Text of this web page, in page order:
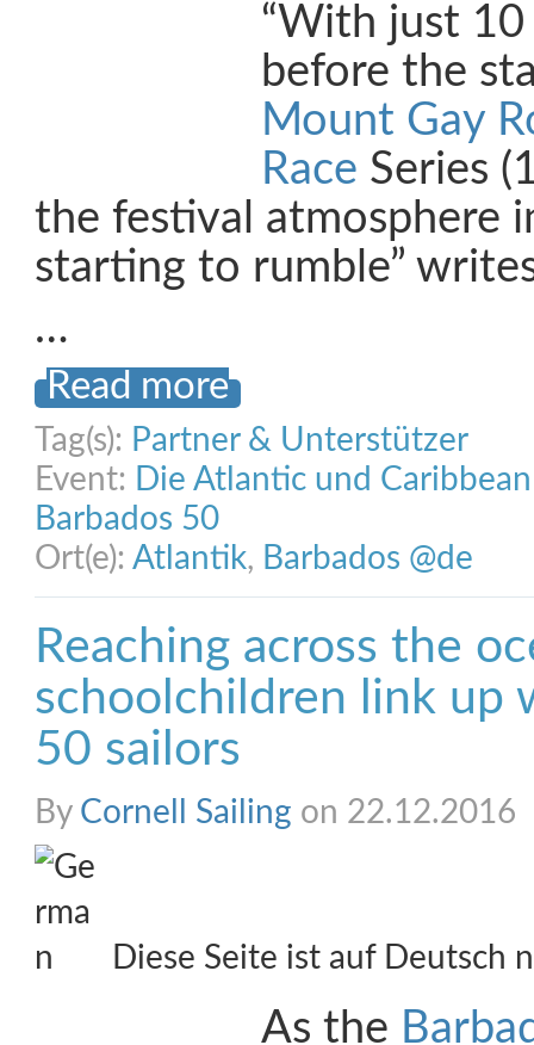
“With just
before the
Mount Gay
Race Series
the festival atmosphere
starting to rumble”
…
Read more
Tag(s): Partner & Unterstützer
Event: Die Atlantic und
Barbados 50
Ort(e): Atlantik, Barbados @de
Reaching across the
schoolchildren link up
50 sailors
By Cornell Sailing on 22.12.2016
Diese Seite ist auf Deutsch
As the